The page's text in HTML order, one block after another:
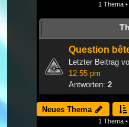
1 Thema
Question
Letzter Beitrag
12:55 pm
Antworten: 2
Neues Thema
1 Thema